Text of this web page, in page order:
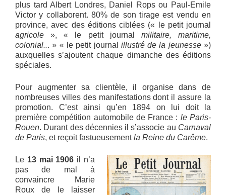
plus tard Albert Londres, Daniel Rops ou Paul-Emile
Victor y collaborent. 80% de son tirage est vendu en
province, avec des éditions ciblées (« le petit journal
agricole », « le petit journal militaire, maritime,
colonial... » « le petit journal illustré de la jeunesse»)
auxquelles s’ajoutent chaque dimanche des éditions
spéciales.
Pour augmenter sa clientèle, il organise dans de
nombreuses villes des manifestations dont il assure la
promotion. C’est ainsi qu’en 1894 on lui doit la
première compétition automobile de France : le Paris-
Rouen. Durant des décennies il s’associe au Carnaval
de Paris, et reçoit fastueusementla Reine du Carême.
Le 13 mai 1906 il n’a
pas de mal à
convaincre Marie
Roux de le laisser